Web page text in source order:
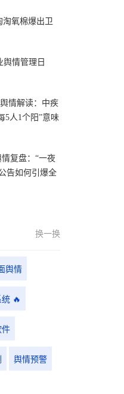
淘氧棉爆出卫
情管理日
情解读：中疾
5人1个阳”意味
复盘：“一夜
告如何引爆全
换一换
舆情
🔥
件
舆情预警